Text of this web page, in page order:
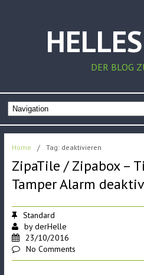
DER BLOG
Home / Tag: deaktivieren
ZipaTile / Zipabox –
Tamper Alarm
Standard
byderHelle
23/10/2016
No Comments